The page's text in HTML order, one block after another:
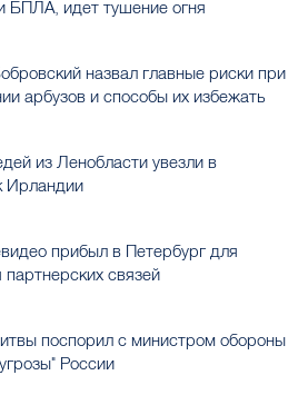
БПЛА, идет тушение огня
назвал главные риски при
арбузов и способы их избежать
из Ленобласти увезли в
Ирландии
прибыл в Петербург для
партнерских связей
поспорил с министром обороны
России